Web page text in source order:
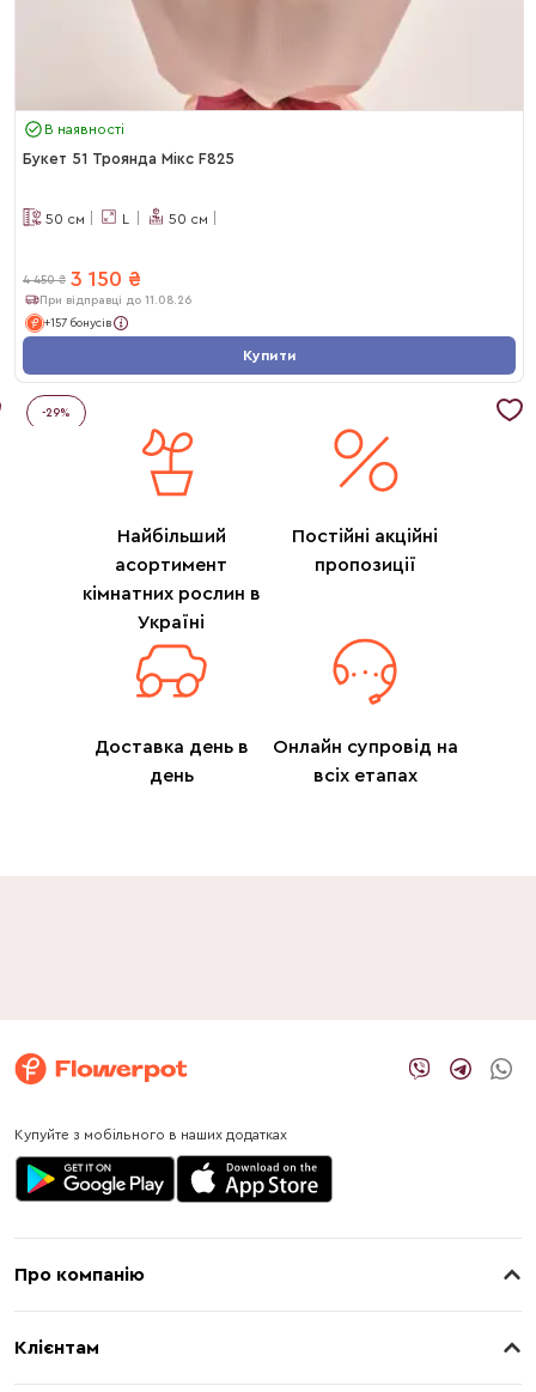
В наявності
Букет 51 Троянда Мікс F825
50 см L 50 см
4 450 ₴ 3 150 ₴
При відправці до 11.08.26
+157 бонусів
Купити
-29%
Найбільший
асортимент
кімнатних рослин в
Україні
Постійні акційні
пропозиції
Доставка день в
день
Онлайн супровід на
всіх етапах
Купуйте з мобільного в наших додатках
Про компанію
Клієнтам